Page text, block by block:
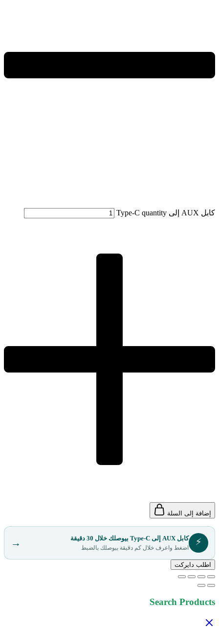
كابل AUX إلى Type-C quantity
إضافة إلى السلة
⚡ كابل AUX إلى Type-C بيوصلك خلال 30 دقيقة
اضغط واعرف خلال كم دقيقة بيوصلك بالضبط →
اطلب دايركت
Search Products